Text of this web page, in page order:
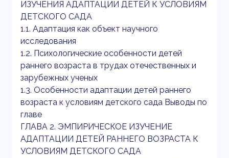
ИЗУЧЕНИЯ АДАПТАЦИИ ДЕТЕЙ К УСЛОВИЯМ
ДЕТСКОГО САДА
1.1. Адаптация как объект научного
исследования
1.2. Психологические особенности детей
раннего возраста в трудах отечественных и
зарубежных ученых
1.3. Особенности адаптации детей раннего
возраста к условиям детского сада Выводы по
главе
ГЛАВА 2. ЭМПИРИЧЕСКОЕ ИЗУЧЕНИЕ
АДАПТАЦИИ ДЕТЕЙ РАННЕГО ВОЗРАСТА К
УСЛОВИЯМ ДЕТСКОГО САДА